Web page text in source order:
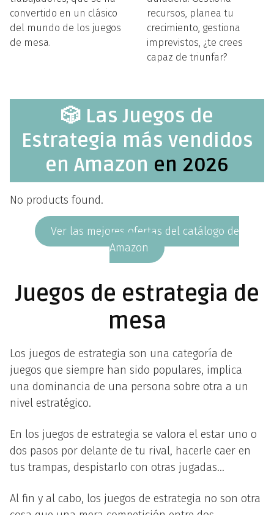
convertido en un clásico
del mundo de los juegos
de mesa.
recursos, planea tu
crecimiento, gestiona
imprevistos, ¿te crees
capaz de triunfar?
🎲 Las Juegos de
Estrategia más vendidos
en Amazon en 2026
No products found.
Ver las mejores ofertas del catálogo de
Amazon
Juegos de estrategia de
mesa
Los juegos de estrategia son una categoría de
juegos que siempre han sido populares, implica
una dominancia de una persona sobre otra a un
nivel estratégico.
En los juegos de estrategia se valora el estar uno o
dos pasos por delante de tu rival, hacerle caer en
tus trampas, despistarlo con otras jugadas…
Al fin y al cabo, los juegos de estrategia no son otra